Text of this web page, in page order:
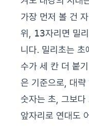
가장 먼저 볼 건
위, 13자리면 밀
니다. 밀리초는
수가 세 칸 더 붙
은 기준으로, 대
숫자는 초, 그보다
앞자리로 연대도